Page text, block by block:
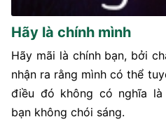
Hãy là chính mình
Hãy mãi là chính bạn, bởi
nhận ra rằng mình có thể
điều đó không có nghĩa là
bạn không chói sáng.